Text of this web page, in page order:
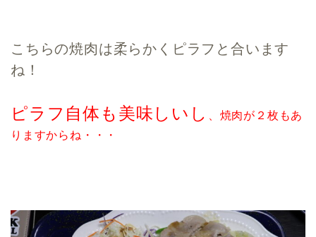
こちらの焼肉は柔らかくピラフと合います
ね！
ピラフ自体も美味しいし
、焼肉が２枚もあ
りますからね・・・